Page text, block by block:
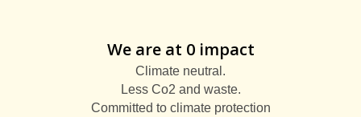
We are at 0 impact
Climate neutral.
Less Co2 and waste.
Committed to climate protection